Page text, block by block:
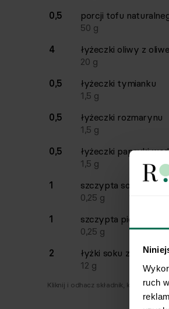
ruch
0,5
porcji tofu
50 g
4
łyżeczki oliwy z
20 g
0,5
łyżeczki tymianku
1,5 g
0,5
łyżeczki rozmarynu
1,5 g
0,5
łyżeczki papryki
1,5 g
1
szczypta soli
0,25 g
1
szczypta pieprzu
0,25 g
2
łyżki soku z cytryny
12 g
Kliknij i odhacz składnik, który już